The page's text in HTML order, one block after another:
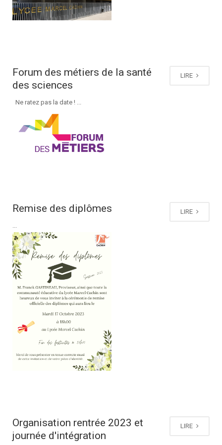
LIRE
Forum des métiers de la santé
des sciences
Ne ratez pas la date ! ...
LIRE
Remise des diplômes
...
LIRE
Organisation rentrée 2023 et
journée d'intégration